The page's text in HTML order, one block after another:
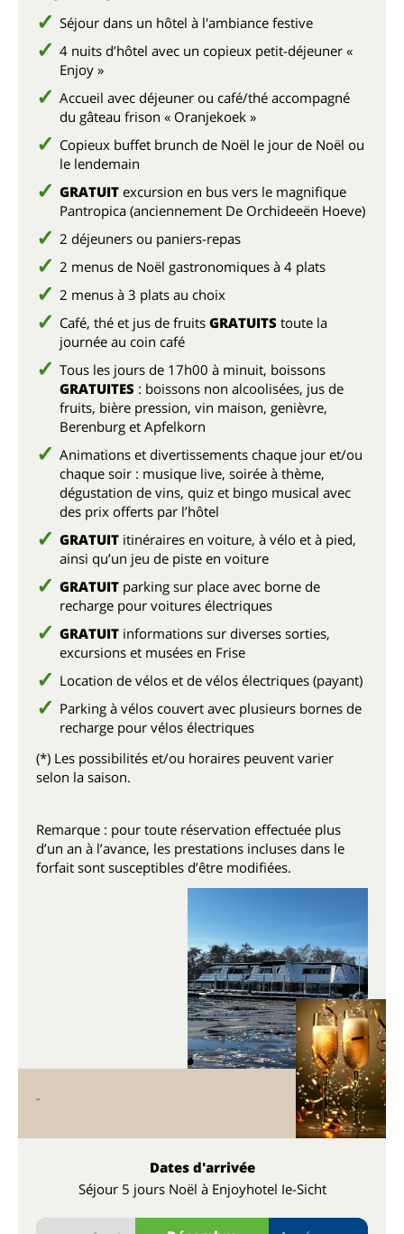
Séjour dans un hôtel à l'ambiance festive
4 nuits d’hôtel avec un copieux petit-déjeuner «
Enjoy »
Accueil avec déjeuner ou café/thé accompagné
du gâteau frison « Oranjekoek »
Copieux buffet brunch de Noël le jour de Noël ou
le lendemain
GRATUIT excursion en bus vers le magnifique
Pantropica (anciennement De Orchideeën Hoeve)
2 déjeuners ou paniers-repas
2 menus de Noël gastronomiques à 4 plats
2 menus à 3 plats au choix
Café, thé et jus de fruits GRATUITS toute la
journée au coin café
Tous les jours de 17h00 à minuit, boissons
GRATUITES : boissons non alcoolisées, jus de
fruits, bière pression, vin maison, genièvre,
Berenburg et Apfelkorn
Animations et divertissements chaque jour et/ou
chaque soir : musique live, soirée à thème,
dégustation de vins, quiz et bingo musical avec
des prix offerts par l’hôtel
GRATUIT itinéraires en voiture, à vélo et à pied,
ainsi qu’un jeu de piste en voiture
GRATUIT parking sur place avec borne de
recharge pour voitures électriques
GRATUIT informations sur diverses sorties,
excursions et musées en Frise
Location de vélos et de vélos électriques (payant)
Parking à vélos couvert avec plusieurs bornes de
recharge pour vélos électriques
(*) Les possibilités et/ou horaires peuvent varier
selon la saison.
Remarque : pour toute réservation effectuée plus
d’un an à l’avance, les prestations incluses dans le
forfait sont susceptibles d’être modifiées.
-
Dates d'arrivée
Séjour 5 jours Noël à Enjoyhotel Ie-Sicht